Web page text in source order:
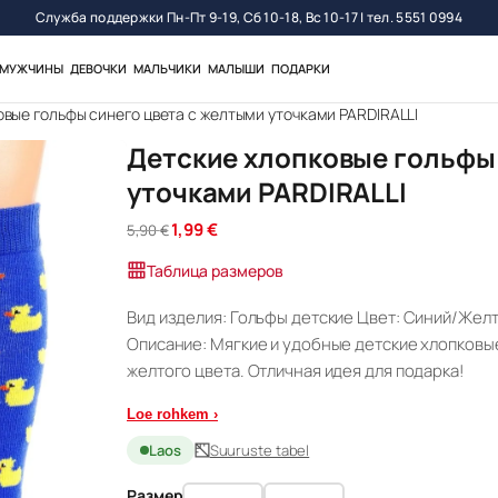
Служба поддержки Пн-Пт 9-19, Сб 10-18, Вс 10-17 | тел. 5551 0994
МУЖЧИНЫ ДЕВОЧКИ МАЛЬЧИКИ МАЛЫШИ ПОДАРКИ
гольфы синего цвета с желтыми уточками PARDIRALLI
Детские хлопковые
уточками PARDIRALLI
5,90€П
р
о
н
а
а
ь
1,99€Т
к
щ
а
я
е
а
:
Таблица размеров
Вид изделия: Гольфы детские Цвет: Синий/
Описание: Мягкие и удобные детские
желтого цвета. Отличная идея для подарка!
Loe rohkem ›
Laos Suuruste tabel